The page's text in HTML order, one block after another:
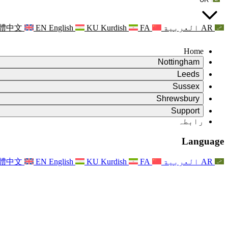
AR العربية 中文 EN English KU Kurdish FA
Home
Nottingham
Review
جائزہ کے چیئرمین
آزاد جائزہ ٹیم
حوالہ جات کی شرائط
آزاد جائزہ کی حتمی رپورٹ
اکثر پوچھے گئے سوالات
رابطہ
For Families
فیملی فیڈ بیک کا عمل
خبرنامے
Leeds
Review
جائزہ کے چیئرمین
آزاد جائزہ ٹیم
حوالہ کی شرائط
رابطہ
خاندانوں کے لیے نفسیاتی معاونت
فیملیز کے لیے اپڈیٹس
واقعات
For Staff
Sussex
Review
جائزہ کے چیئرمین
آزاد جائزہ ٹیم
حوالہ جات کی شرائط
For Families
خاندانوں کے لئے تازہ ترین معلومات
Shrewsbury
Review
زچگی کے جائزے کے لئے حوالہ کی شرائط
اعلانات
Reports
آزاد جائزہ کی حتمی رپورٹ
For Families
Support
Leeds
Nottingham
خاندانی نفسیاتی مدد کی خدمت
دماغی صحت کے بحران کی حمایت
علاقائی خدمات ناٹنگھم
رابطہ
Language
AR العربية 中文 EN English KU Kurdish FA